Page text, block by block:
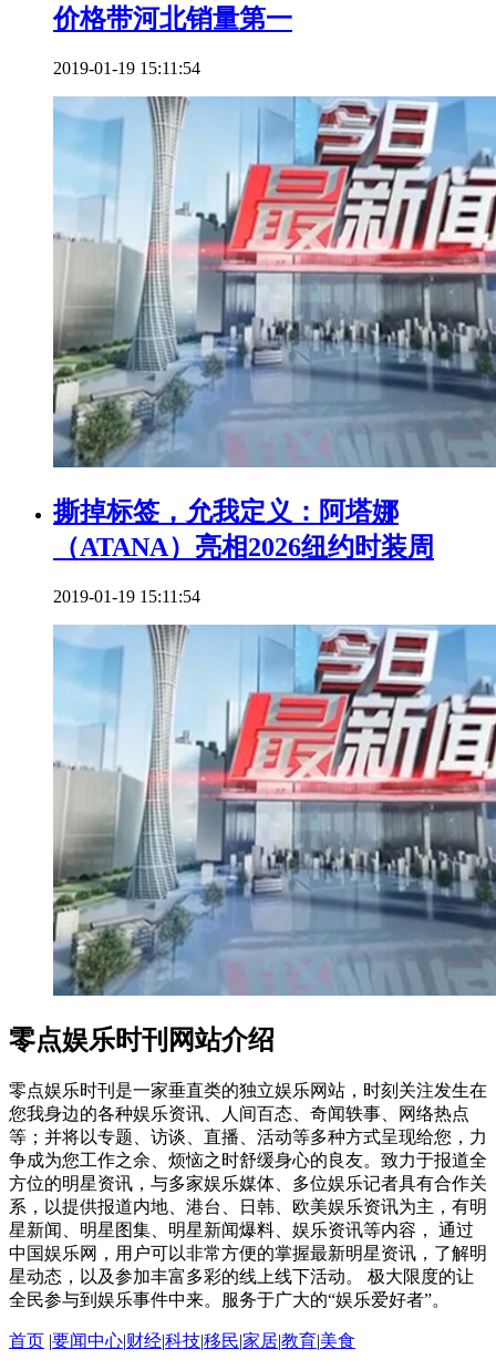
价格带河北销量第一
2019-01-19 15:11:54
撕掉标签，允我定义：阿塔娜
（ATANA）亮相2026纽约时装周
2019-01-19 15:11:54
零点娱乐时刊网站介绍
零点娱乐时刊是一家垂直类的独立娱乐网站，时刻关注发生在
您我身边的各种娱乐资讯、人间百态、奇闻轶事、网络热点
等；并将以专题、访谈、直播、活动等多种方式呈现给您，力
争成为您工作之余、烦恼之时舒缓身心的良友。致力于报道全
方位的明星资讯，与多家娱乐媒体、多位娱乐记者具有合作关
系，以提供报道内地、港台、日韩、欧美娱乐资讯为主，有明
星新闻、明星图集、明星新闻爆料、娱乐资讯等内容， 通过
中国娱乐网，用户可以非常方便的掌握最新明星资讯，了解明
星动态，以及参加丰富多彩的线上线下活动。 极大限度的让
全民参与到娱乐事件中来。服务于广大的“娱乐爱好者”。
首页 |要闻中心|财经|科技|移民|家居|教育|美食